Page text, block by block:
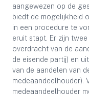
aangewezen op de
biedt de mogelijkheid
in een procedure te
eruit stapt. Er zijn
overdracht van de
de eisende partij) en
van de aandelen van
medeaandeelhouder).
medeaandeelhouder